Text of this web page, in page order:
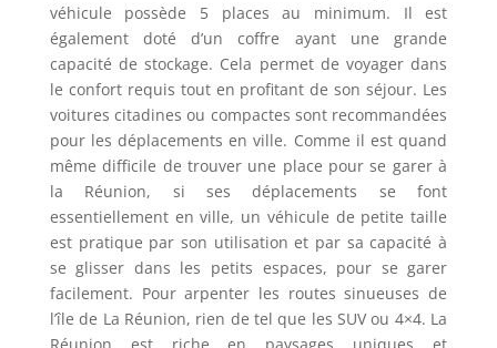
véhicule possède 5 places au minimum. Il est
également doté d’un coffre ayant une grande
capacité de stockage. Cela permet de voyager dans
le confort requis tout en profitant de son séjour. Les
voitures citadines ou compactes sont recommandées
pour les déplacements en ville. Comme il est quand
même difficile de trouver une place pour se garer à
la Réunion, si ses déplacements se font
essentiellement en ville, un véhicule de petite taille
est pratique par son utilisation et par sa capacité à
se glisser dans les petits espaces, pour se garer
facilement. Pour arpenter les routes sinueuses de
l’île de La Réunion, rien de tel que les SUV ou 4×4. La